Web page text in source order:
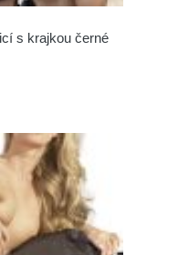
s krajkou černé